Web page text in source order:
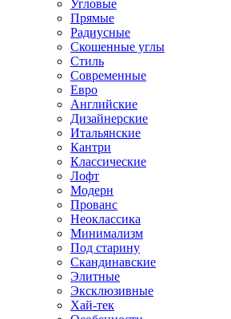
Угловые
Прямые
Радиусные
Скошенные углы
Стиль
Современные
Евро
Английские
Дизайнерские
Итальянские
Кантри
Классические
Лофт
Модерн
Прованс
Неоклассика
Минимализм
Под старину
Скандинавские
Элитные
Эксклюзивные
Хай-тек